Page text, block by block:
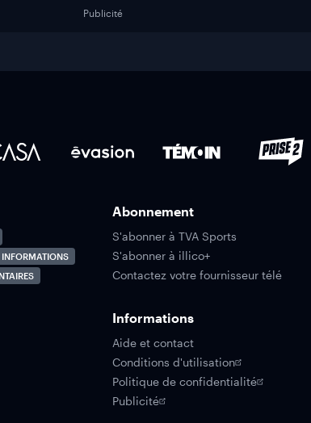
Publicité
INFORMATIONS
Abonnement
S'abonner à TVA Sports
S'abonner à illico+
Contactez votre fournisseur télé
Informations
Aide et contact
Conditions d'utilisation
Politique de confidentialité
Publicité